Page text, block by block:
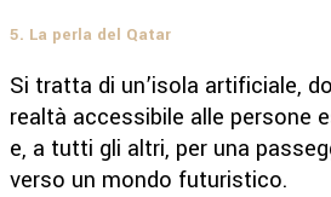
5. La perla del Qatar
Si tratta di un’isola artificiale,
realtà accessibile alle persone
e, a tutti gli altri, per una
verso un mondo futuristico.